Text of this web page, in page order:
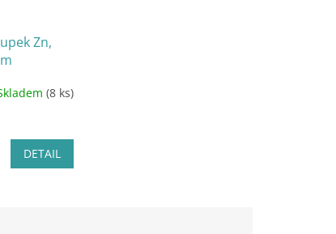
Zn,
(8 ks)
DETAIL